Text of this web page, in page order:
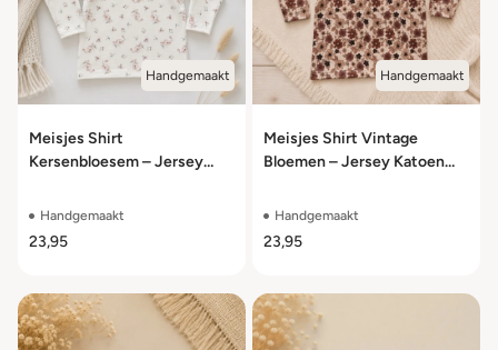
Handgemaakt
Meisjes Shirt
Kersenbloesem – Jersey
50/56 t/m 98/104
Handgemaakt
23,95
Handgemaakt
Meisjes Shirt Vintage
Bloemen – Jersey Katoen
t/m 98/104
Handgemaakt
23,95